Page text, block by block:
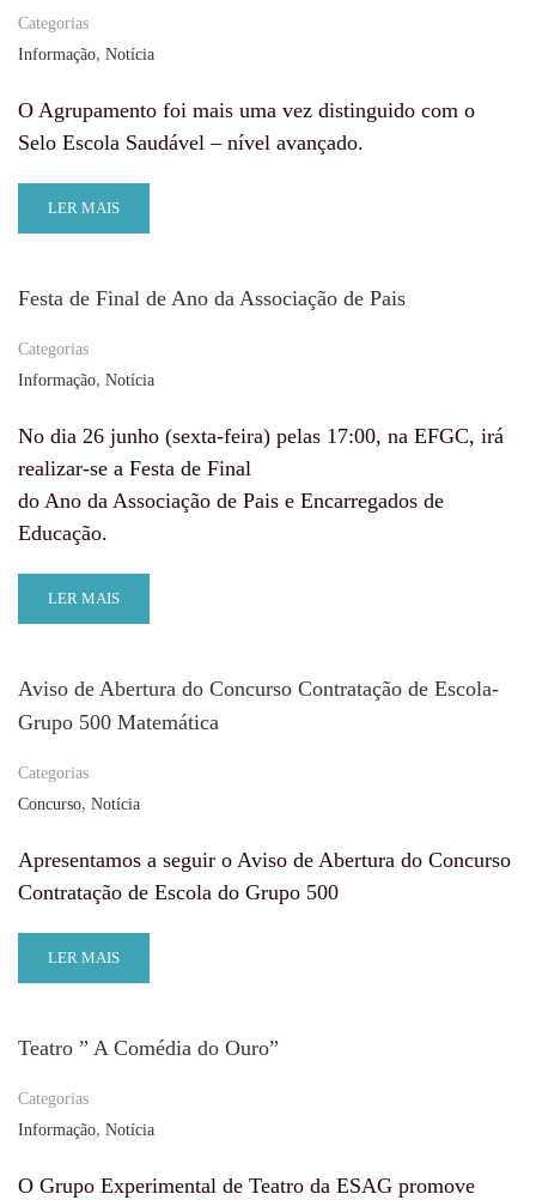
Categorias
Informação, Notícia
O Agrupamento foi mais uma vez distinguido com o
Selo Escola Saudável – nível avançado.
LER MAIS
Festa de Final de Ano da Associação de Pais
Categorias
Informação, Notícia
No dia 26 junho (sexta-feira) pelas 17:00, na EFGC, irá
realizar-se a Festa de Final
do Ano da Associação de Pais e Encarregados de
Educação.
LER MAIS
Aviso de Abertura do Concurso Contratação de Escola-
Grupo 500 Matemática
Categorias
Concurso, Notícia
Apresentamos a seguir o Aviso de Abertura do Concurso
Contratação de Escola do Grupo 500
LER MAIS
Teatro ” A Comédia do Ouro”
Categorias
Informação, Notícia
O Grupo Experimental de Teatro da ESAG promove